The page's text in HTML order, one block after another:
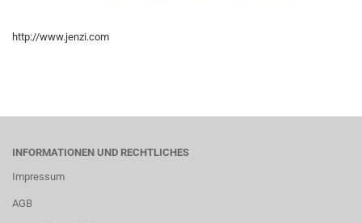
http://www.jenzi.com
INFORMATIONEN UND RECHTLICHES
Impressum
AGB